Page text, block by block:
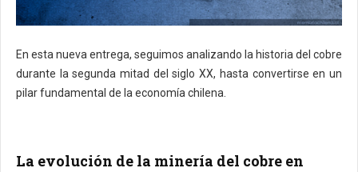
En esta nueva entrega, seguimos analizando la historia del cobre
durante la segunda mitad del siglo XX, hasta convertirse en un
pilar fundamental de la economía chilena.
La evolución de la minería del cobre en